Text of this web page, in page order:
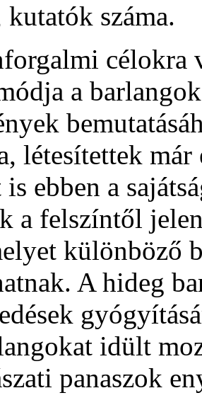
száma.
célokra
a
létesítettek
ebben a
a felszíntől
különböző
A hideg
idült
panaszok